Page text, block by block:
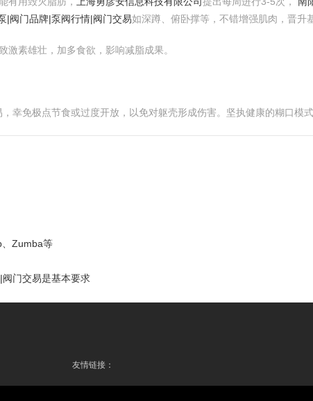
|阀门品牌|泵阀行情|阀门交易如深蹲、俯卧撑等，不错增强肌肉，晋升
素雄壮，加多食欲，影响减脂成果。
幸免极点节食或过度开放，以免对躯壳形成伤害。坚执健康的糊口模
Zumba等
门交易是基本要求
友情链接：